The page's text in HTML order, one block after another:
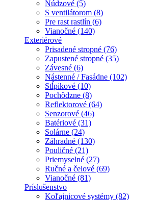
Núdzové (5)
S ventilátorom (8)
Pre rast rastlín (6)
Vianočné (140)
Exteriérové
Prisadené stropné (76)
Zapustené stropné (35)
Závesné (6)
Nástenné / Fasádne (102)
Stĺpikové (10)
Pochôdzne (8)
Reflektorové (64)
Senzorové (46)
Batériové (31)
Solárne (24)
Záhradné (130)
Pouličné (21)
Priemyselné (27)
Ručné a čelové (69)
Vianočné (81)
Príslušenstvo
Koľajnicové systémy (82)